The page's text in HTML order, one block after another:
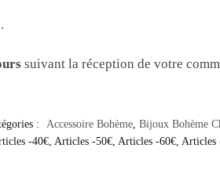
.
suivant la réception de votre
: Accessoire Bohème, Bijoux Bohème
-40€ Articles -50€ Articles -60€ Articles